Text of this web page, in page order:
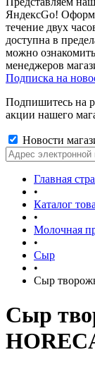
ЯндексGo!
течение двух
доступна в
можно
менеджеров
Подписка на
Подпишитесь на
акции нашего
Новости
Главная
•
Каталог
•
Молочная
•
Сыр
•
Сыр
Сыр